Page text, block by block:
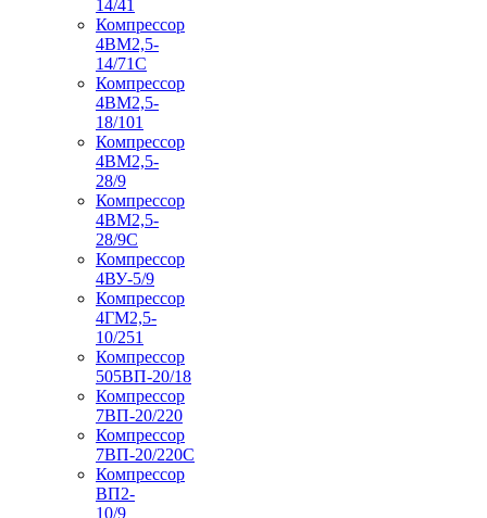
14/41
Компрессор
4ВМ2,5-
14/71C
Компрессор
4ВМ2,5-
18/101
Компрессор
4ВМ2,5-
28/9
Компрессор
4ВМ2,5-
28/9С
Компрессор
4ВУ-5/9
Компрессор
4ГМ2,5-
10/251
Компрессор
505ВП-20/18
Компрессор
7ВП-20/220
Компрессор
7ВП-20/220С
Компрессор
ВП2-
10/9